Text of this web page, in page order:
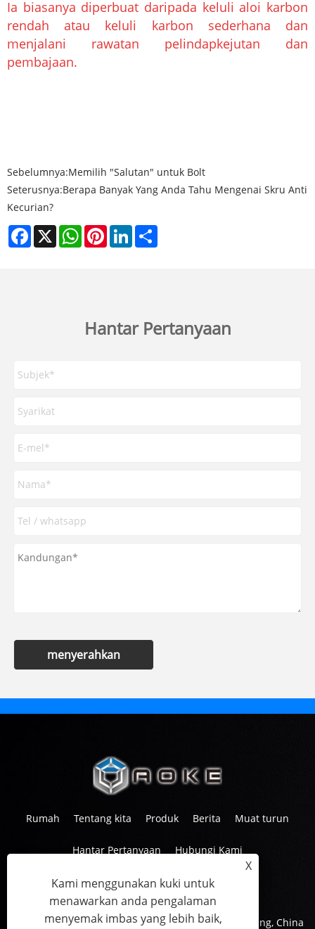
Ia biasanya diperbuat daripada keluli aloi karbon
rendah atau keluli karbon sederhana dan
menjalani rawatan pelindapkejutan dan
pembajaan.
Sebelumnya:Memilih "Salutan" untuk Bolt
Seterusnya:Berapa Banyak Yang Anda Tahu Mengenai Skru Anti
Kecurian?
Facebook
X WhatsAppPinterestLinkedIn
Hantar Pertanyaan
menyerahkan
Rumah Tentang kita Produk Berita Muat turun
Hantar Pertanyaan Hubungi Kami
Tel:+86-573-83601567
info@aoketrade.com
Alamat:Dataran Canaan, Jalan Nanhu, Jiaxing, Zhejiang, China
X
Kami menggunakan kuki untuk
menawarkan anda pengalaman
menyemak imbas yang lebih baik,